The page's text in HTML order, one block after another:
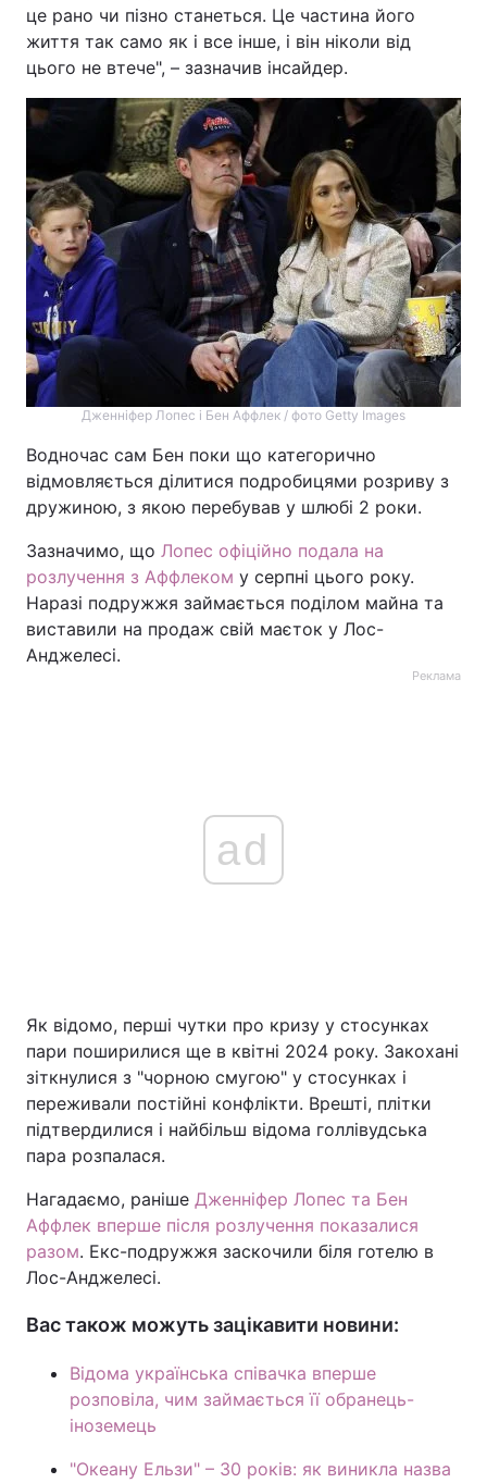
це рано чи пізно станеться. Це частина його
життя так само як і все інше, і він ніколи від
цього не втече", – зазначив інсайдер.
Дженніфер Лопес і Бен Аффлек / фото Getty Images
Водночас сам Бен поки що категорично
відмовляється ділитися подробицями розриву з
дружиною, з якою перебував у шлюбі 2 роки.
Зазначимо, що Лопес офіційно подала на
розлучення з Аффлеком у серпні цього року.
Наразі подружжя займається поділом майна та
виставили на продаж свій маєток у Лос-
Анджелесі.
Реклама
ad
Як відомо, перші чутки про кризу у стосунках
пари поширилися ще в квітні 2024 року. Закохані
зіткнулися з "чорною смугою" у стосунках і
переживали постійні конфлікти. Врешті, плітки
підтвердилися і найбільш відома голлівудська
пара розпалася.
Нагадаємо, раніше Дженніфер Лопес та Бен
Аффлек вперше після розлучення показалися
разом. Екс-подружжя заскочили біля готелю в
Лос-Анджелесі.
Вас також можуть зацікавити новини:
Відома українська співачка вперше
розповіла, чим займається її обранець-
іноземець
"Океану Ельзи" – 30 років: як виникла назва